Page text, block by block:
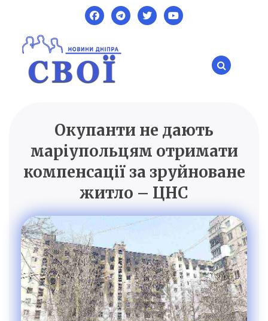
content
SVOI.DP.UA
Новини Дніпра
Окупанти не дають
маріупольцям отримати
компенсації за зруйноване
житло – ЦНС